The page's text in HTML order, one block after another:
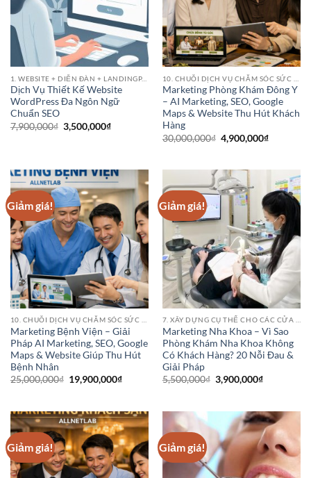
1. WEBSITE + DIỄN ĐÀN + LANDINGPAGE
Dịch Vụ Thiết Kế Website
WordPress Đa Ngôn Ngữ
Chuẩn SEO
7,900,000₫ Giá
gốc
3,500,000₫Giá
Marketing Phòng Khám Đông Y
– AI Marketing, SEO, Google
Maps & Website Thu Hút Khách
Hàng
30,000,000₫ Giá
gốc
4,900,000₫Giá
Giảm giá!
Marketing Bệnh Viện – Giải
Pháp AI Marketing, SEO, Google
Maps & Website Giúp Thu Hút
Bệnh Nhân
25,000,000₫ Giá
gốc
19,900,000₫Giá
19,900,000₫.
Giảm giá!
Marketing Nha Khoa – Vì Sao
Phòng Khám Nha Khoa Không
Có Khách Hàng? 20 Nỗi Đau &
Giải Pháp
5,500,000₫ Giá
gốc
3,900,000₫Giá
Giảm giá! Giảm giá!